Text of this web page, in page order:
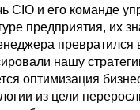
CIO и его команде
предприятия, их
превратился
нашу
оптимизация
из цели